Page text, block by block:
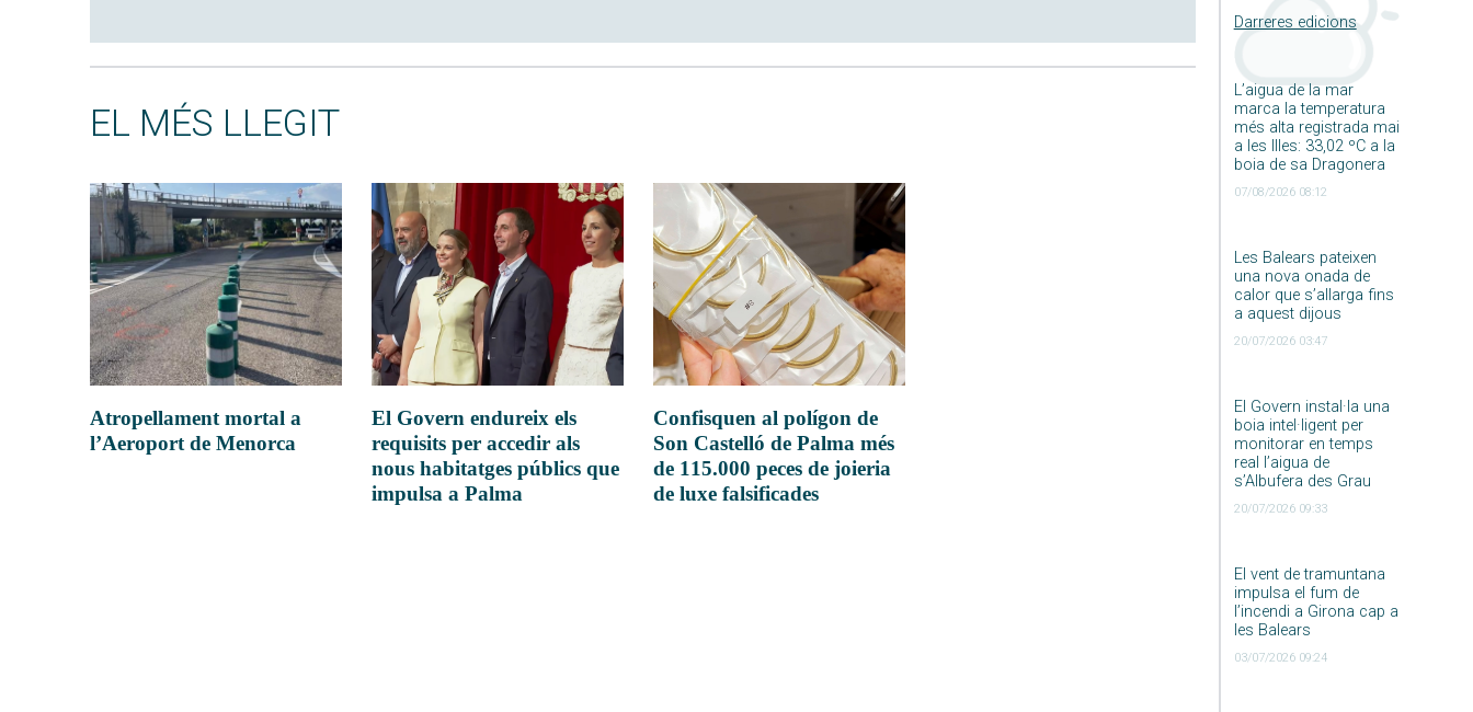
Darreres edicions
L’aigua de la mar
marca la temperatura
més alta registrada mai
a les Illes: 33,02 ºC a la
boia de sa Dragonera
07/08/2026 08:12
Les Balears pateixen
una nova onada de
calor que s’allarga fins
a aquest dijous
20/07/2026 03:47
El Govern instal·la una
boia intel·ligent per
monitorar en temps
real l’aigua de
s’Albufera des Grau
20/07/2026 09:33
El vent de tramuntana
impulsa el fum de
l’incendi a Girona cap a
les Balears
03/07/2026 09:24
EL MÉS LLEGIT
Atropellament mortal a
l’Aeroport de Menorca
El Govern endureix els
requisits per accedir als
nous habitatges públics que
impulsa a Palma
Confisquen al polígon de
Son Castelló de Palma més
de 115.000 peces de joieria
de luxe falsificades